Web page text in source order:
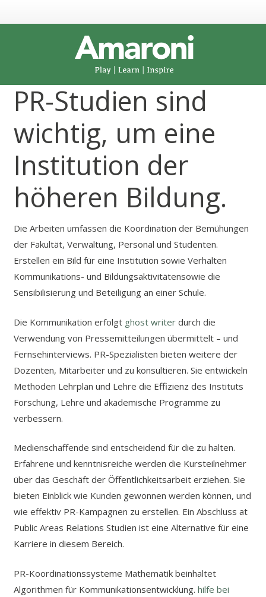
PR-Studien sind
wichtig, um eine
Institution der
höheren Bildung.
Die Arbeiten umfassen die Koordination der Bemühungen
der Fakultät, Verwaltung, Personal und Studenten.
Erstellen ein Bild für eine Institution sowie Verhalten
Kommunikations- und Bildungsaktivitätensowie die
Sensibilisierung und Beteiligung an einer Schule.
Die Kommunikation erfolgt ghost writerdurch die
Verwendung von Pressemitteilungen übermittelt – und
Fernsehinterviews. PR-Spezialisten bieten weitere der
Dozenten, Mitarbeiter und zu konsultieren. Sie entwickeln
Methoden Lehrplan und Lehre die Effizienz des Instituts
Forschung, Lehre und akademische Programme zu
verbessern.
Medienschaffende sind entscheidend für die zu halten.
Erfahrene und kenntnisreiche werden die Kursteilnehmer
über das Geschäft der Öffentlichkeitsarbeit erziehen. Sie
bieten Einblick wie Kunden gewonnen werden können, und
wie effektiv PR-Kampagnen zu erstellen. Ein Abschluss at
Public Areas Relations Studien ist eine Alternative für eine
Karriere in diesem Bereich.
PR-Koordinationssysteme Mathematik beinhaltet
Algorithmen für Kommunikationsentwicklung. hilfe bei